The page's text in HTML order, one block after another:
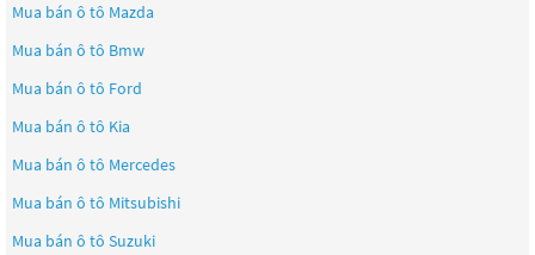
Mua bán ô tô Mazda
Mua bán ô tô Bmw
Mua bán ô tô Ford
Mua bán ô tô Kia
Mua bán ô tô Mercedes
Mua bán ô tô Mitsubishi
Mua bán ô tô Suzuki